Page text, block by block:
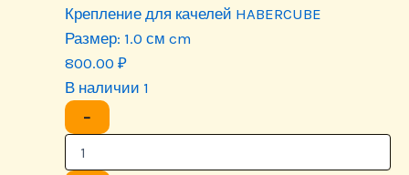
Крепление для качелей HABERCUBE
Размер: 1.0 см cm
800.00 ₽
В наличии 1
−